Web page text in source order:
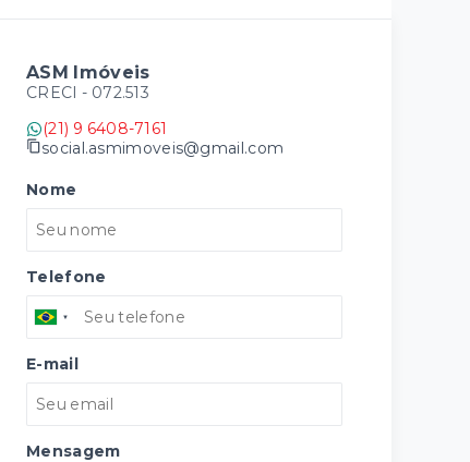
ASM Imóveis
CRECI - 072.513
(21) 9 6408-7161
social.asmimoveis@gmail.com
Nome
Telefone
E-mail
Mensagem